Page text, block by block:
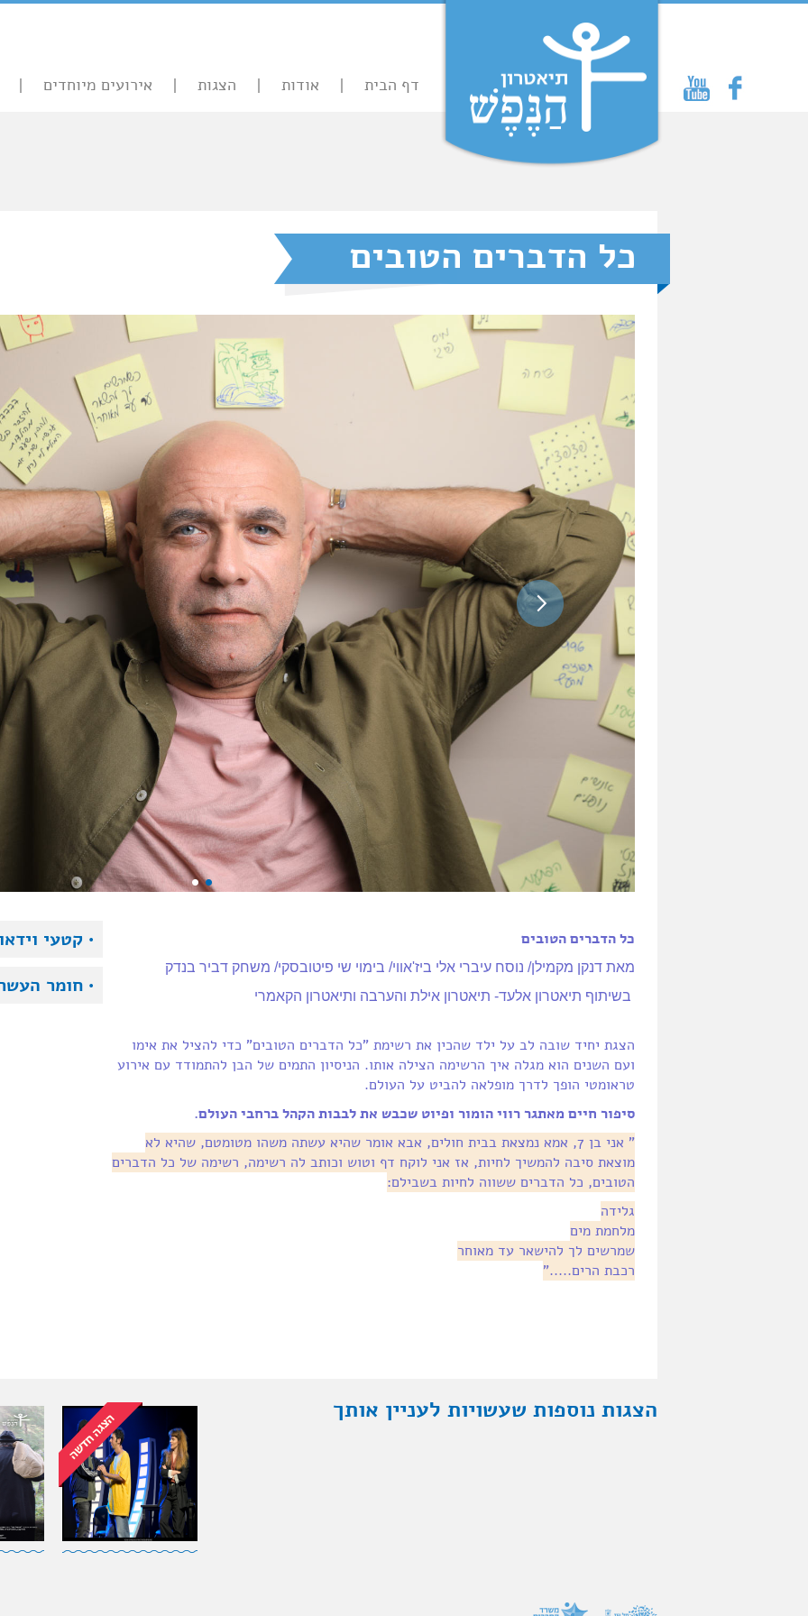
דף הבית אודות הצגות אירועים מיוחדים
כל הדברים הטובים
כל הדברים הטובים
מאת דנקן מקמילן/ נוסח עיברי אלי ביז'אווי/ בימוי שי פיטובסקי/ משחק דביר בנדק
בשיתוף תיאטרון אלעד- תיאטרון אילת והערבה ותיאטרון הקאמרי
הצגת יחיד שובה לב על ילד שהכין את רשימת "כל הדברים הטובים" כדי להציל את אימו
ועם השנים הוא מגלה איך הרשימה הצילה אותו. הניסיון התמים של הבן להתמודד עם אירוע
טראומטי הופך לדרך מופלאה להביט על העולם.
סיפור חיים מאתגר רווי הומור ופיוט שכבש את לבבות הקהל ברחבי העולם.
" אני בן 7, אמא נמצאת בבית חולים, אבא אומר שהיא עשתה משהו מטומטם, שהיא לא
מוצאת סיבה להמשיך לחיות, אז אני לוקח דף וטוש וכותב לה רשימה, רשימה של כל הדברים
הטובים, כל הדברים ששווה לחיות בשבילם:
גלידה
מלחמת מים
שמרשים לך להישאר עד מאוחר
רכבת הרים....."
• קטעי
• חומר
הצגות נוספות שעשויות לעניין אותך